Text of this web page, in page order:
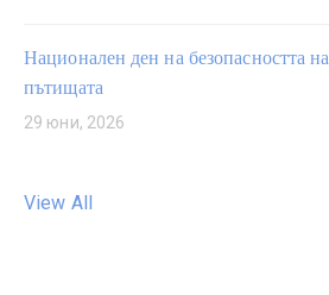
Национален ден на безопасността
пътищата
29 юни, 2026
View All